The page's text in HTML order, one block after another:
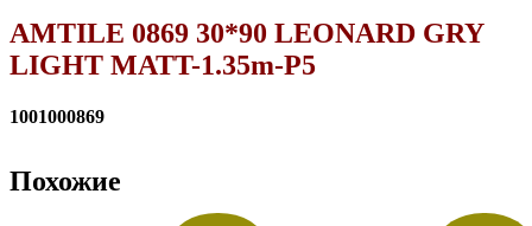
AMTILE 0869 30*90 LEONARD GRY
LIGHT MATT-1.35m-P5
1001000869
Похожие